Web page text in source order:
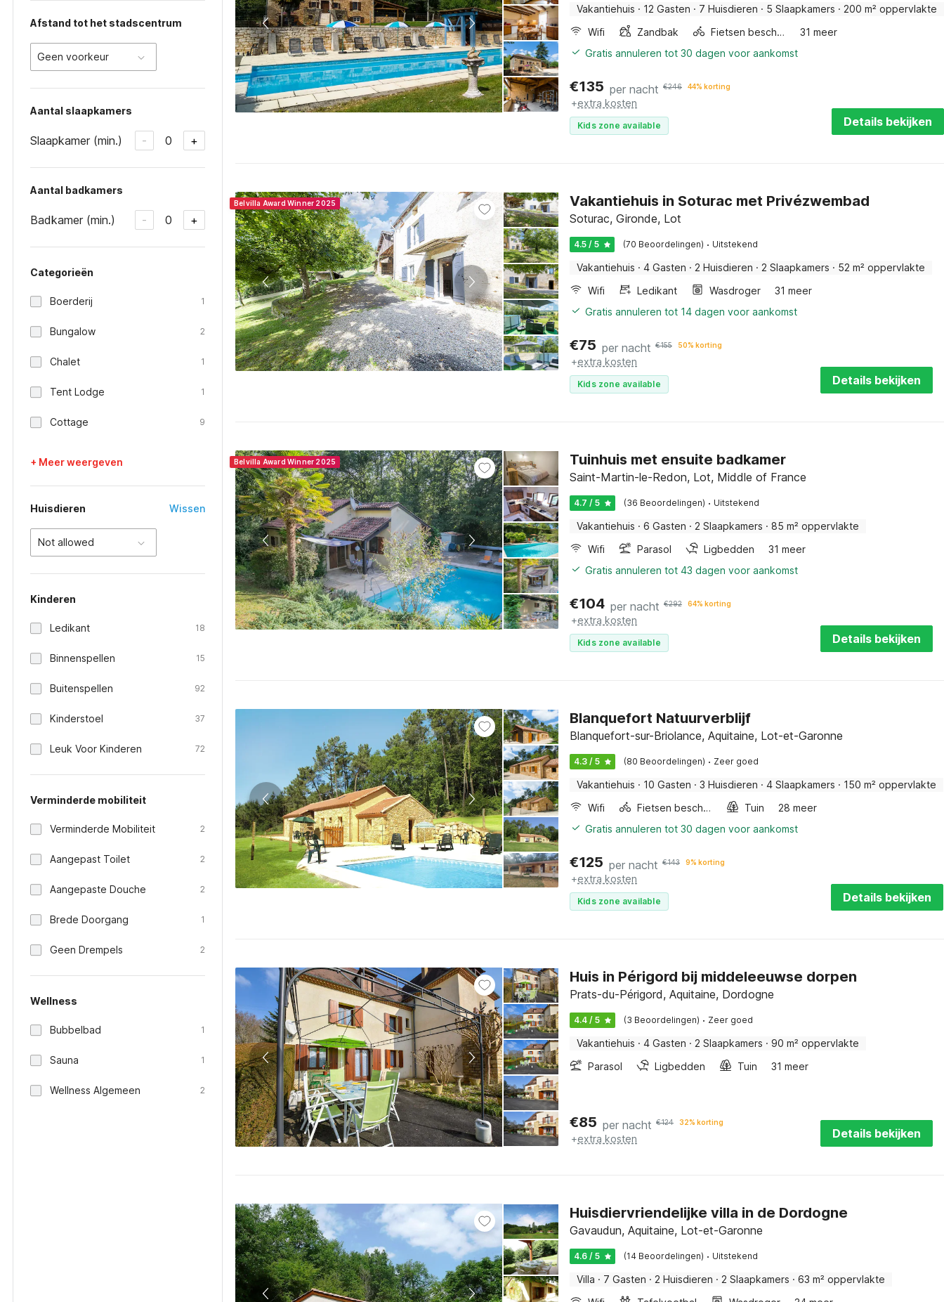
Afstand tot het stadscentrum
Geen voorkeur
Aantal slaapkamers
Slaapkamer (min.) - 0 +
Aantal badkamers
Badkamer (min.) - 0 +
Categorieën
Boerderij 1
Bungalow 2
Chalet 1
Tent Lodge 1
Cottage 9
+ Meer weergeven
Huisdieren Wissen
Not allowed
Kinderen
Ledikant 18
Binnenspellen 15
Buitenspellen 92
Kinderstoel 37
Leuk Voor Kinderen 72
Verminderde mobiliteit
Verminderde Mobiliteit 2
Aangepast Toilet 2
Aangepaste Douche 2
Brede Doorgang 1
Geen Drempels 2
Wellness
Bubbelbad 1
Sauna 1
Wellness Algemeen 2
Vakantiehuis · 12 Gasten · 7 Huisdieren · 5 Slaapkamers · 200 m² oppervlakte
Wifi
Zandbak Fietsen beschikbaar
31 meer
Gratis annuleren tot 30 dagen voor aankomst
€135 per nacht €246 44% korting
+extra kosten
Kids zone available Details bekijken
Belvilla Award Winner 2025 Vakantiehuis in Soturac met Privézwembad
Soturac, Gironde, Lot
4.5 / 5 (70 Beoordelingen) · Uitstekend
Vakantiehuis · 4 Gasten · 2 Huisdieren · 2 Slaapkamers · 52 m² oppervlakte
Wifi
Ledikant Wasdroger
31 meer
Gratis annuleren tot 14 dagen voor aankomst
€75 per nacht €155 50% korting
+extra kosten
Kids zone available Details bekijken
Belvilla Award Winner 2025 Tuinhuis met ensuite badkamer
Saint-Martin-le-Redon, Lot, Middle of France
4.7 / 5 (36 Beoordelingen) · Uitstekend
Vakantiehuis · 6 Gasten · 2 Slaapkamers · 85 m² oppervlakte
Wifi
Parasol Ligbedden
31 meer
Gratis annuleren tot 43 dagen voor aankomst
€104 per nacht €292 64% korting
+extra kosten
Kids zone available Details bekijken
Blanquefort Natuurverblijf
Blanquefort-sur-Briolance, Aquitaine, Lot-et-Garonne
4.3 / 5 (80 Beoordelingen) · Zeer goed
Vakantiehuis · 10 Gasten · 3 Huisdieren · 4 Slaapkamers · 150 m² oppervlakte
Wifi
Fietsen beschikbaar Tuin
28 meer
Gratis annuleren tot 30 dagen voor aankomst
€125 per nacht €143 9% korting
+extra kosten
Kids zone available Details bekijken
Huis in Périgord bij middeleeuwse dorpen
Prats-du-Périgord, Aquitaine, Dordogne
4.4 / 5 (3 Beoordelingen) · Zeer goed
Vakantiehuis · 4 Gasten · 2 Slaapkamers · 90 m² oppervlakte
Parasol
Ligbedden Tuin 31 meer
€85 per nacht €124 32% korting
+extra kosten Details bekijken
Huisdiervriendelijke villa in de Dordogne
Gavaudun, Aquitaine, Lot-et-Garonne
4.6 / 5 (14 Beoordelingen) · Uitstekend
Villa · 7 Gasten · 2 Huisdieren · 2 Slaapkamers · 63 m² oppervlakte